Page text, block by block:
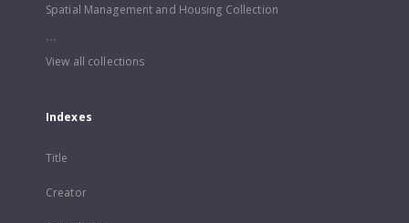
Spatial Management and Housing Collection
...
View all collections
Indexes
Title
Creator